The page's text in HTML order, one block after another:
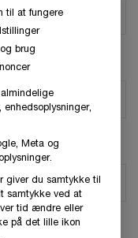
til at fungere
brug
Meta og
giver du samtykke til
samtykke ved at
tid ændre eller
på det lille ikon